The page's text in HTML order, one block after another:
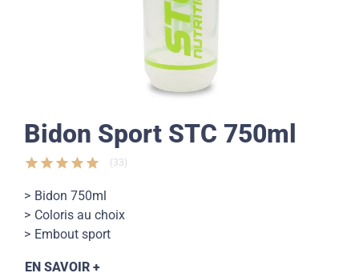
Bidon Sport STC 750ml
star star star star star (33)
Bidon 750ml
Coloris au choix
Embout sport
EN SAVOIR +